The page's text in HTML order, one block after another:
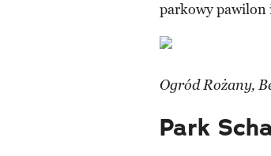
parkowy pawilon
Ogród Rożany,
Park